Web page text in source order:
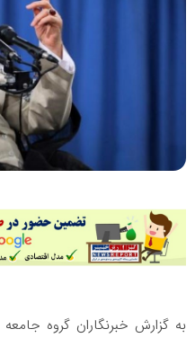
به گزارش خبرنگاران گروه جامعه